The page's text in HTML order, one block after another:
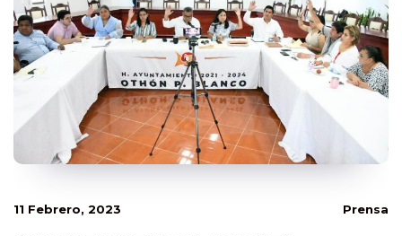
11 Febrero, 2023 Prensa